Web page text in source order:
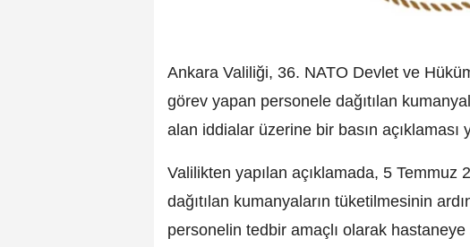
Ankara Valiliği, 36. NATO Devlet ve
görev yapan personele dağıtılan
alan iddialar üzerine bir basın açıklaması
Valilikten yapılan açıklamada, 5
dağıtılan kumanyaların tüketilmesinin
personelin tedbir amaçlı olarak